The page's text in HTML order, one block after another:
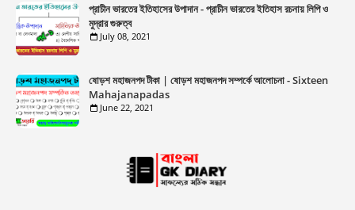
প্রাচীন ভারতের ইতিহাসের উপাদান - প্রাচীন ভারতের ইতিহাস রচনায় লিপি ও
মুদ্রার গুরুত্ব
July 08, 2021
ষোড়শ মহাজনপদ টীকা | ষোড়শ মহাজনপদ সম্পর্কে আলোচনা - Sixteen
Mahajanapadas
June 22, 2021